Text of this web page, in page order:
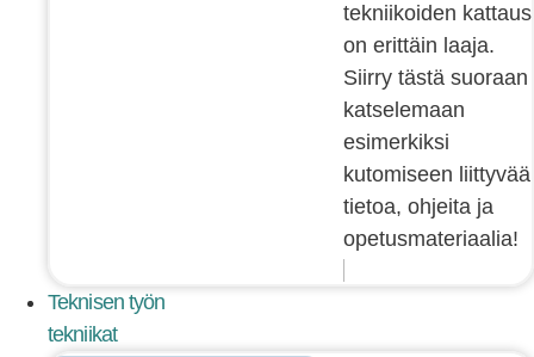
tekniikoiden kattaus
on erittäin laaja.
Siirry tästä suoraan
katselemaan
esimerkiksi
kutomiseen liittyvää
tietoa, ohjeita ja
opetusmateriaalia!
Teknisen työn
tekniikat